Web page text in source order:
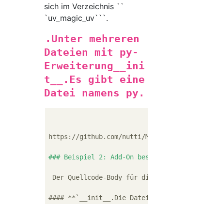
sich im Verzeichnis ``
`uv_magic_uv```.
.Unter mehreren
Dateien mit py-
Erweiterung__ini
t__.Es gibt eine
Datei namens py.
https://github.com/nutti/Magic-UV/archive/
### Beispiel 2: Add-On bestehend aus einem
Der Quellcode-Body für die folgenden
#### **`__init__.Die Datei py existiert